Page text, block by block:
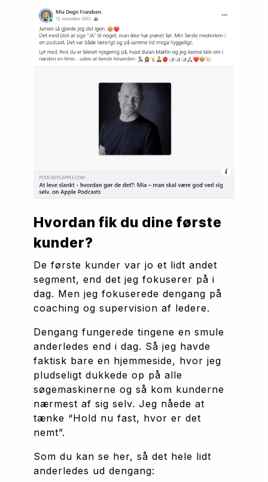
Hvordan fik du dine første
kunder?
De første kunder var jo et lidt andet
segment, end det jeg fokuserer på i
dag. Men jeg fokuserede dengang på
coaching og supervision af ledere.
Dengang fungerede tingene en smule
anderledes end i dag. Så jeg havde
faktisk bare en hjemmeside, hvor jeg
pludseligt dukkede op på alle
søgemaskinerne og så kom kunderne
nærmest af sig selv. Jeg nåede at
tænke “Hold nu fast, hvor er det
nemt”.
Som du kan se her, så det hele lidt
anderledes ud dengang: